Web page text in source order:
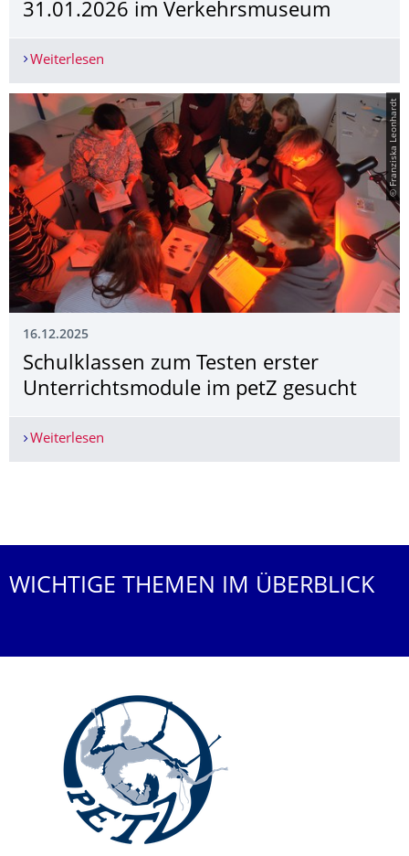
31.01.2026 im Verkehrsmuseum
Weiterlesen
© Franziska Leonhardt
16.12.2025
Schulklassen zum Testen erster
Unterrichtsmodule im petZ gesucht
Weiterlesen
WICHTIGE THEMEN IM ÜBERBLICK